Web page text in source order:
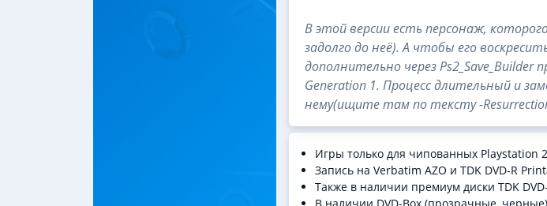
В этой версии есть персонаж,
задолго до неё). А чтобы его
дополнительно через Ps2_Save_Builder
Generation 1. Процесс длительный и
нему(ищите там по тексту -
Игры только для чипованных Playstation 2
Запись на Verbatim AZO и TDK DVD-R
Также в наличии премиум диски TDK